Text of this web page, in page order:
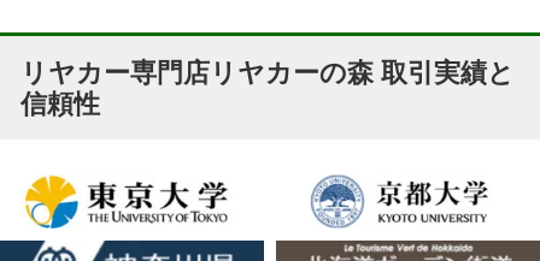
リヤカー専門店リヤカーの森 取引実績と
信頼性